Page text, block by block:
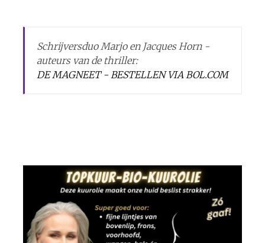
Schrijversduo Marjo en Jacques Horn -
auteurs van de thriller:
DE MAGNEET - BESTELLEN VIA BOL.COM